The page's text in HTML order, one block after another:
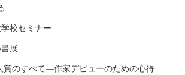
校セミナー
展
賞のすべて―作家デビューのための心得